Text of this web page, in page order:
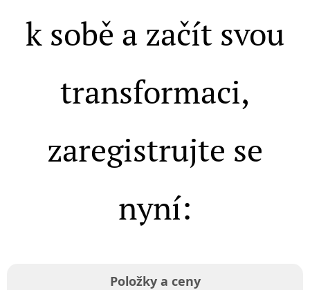
k sobě a začít svou
transformaci,
zaregistrujte se
nyní:
Položky a ceny